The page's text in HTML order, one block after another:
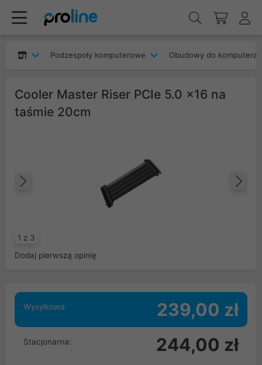
Podzespoły komputerowe Obudowy do komputera
Cooler Master Riser PCIe 5.0 x16 na
taśmie 20cm
1 z 3
Poprzedni
Dodaj pierwszą opinię
Wysyłkowa: 239,00 zł
Stacjonarna: 244,00 zł